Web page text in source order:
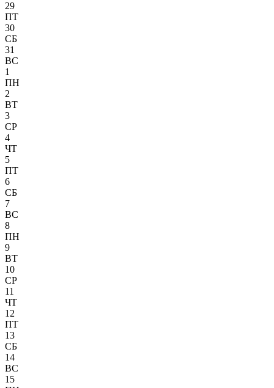
29
ПТ
30
СБ
31
ВС
1
ПН
2
ВТ
3
СР
4
ЧТ
5
ПТ
6
СБ
7
ВС
8
ПН
9
ВТ
10
СР
11
ЧТ
12
ПТ
13
СБ
14
ВС
15